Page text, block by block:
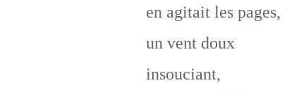
en agitait les pages,
un vent doux
insouciant,